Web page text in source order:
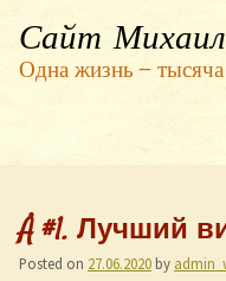
Сайт
Одна жизнь —
Å #1. Лучший
Posted on 27.06.2020 by